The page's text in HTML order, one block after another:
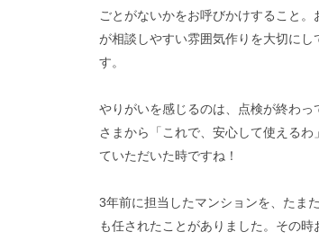
ごとがないかをお呼びかけすること。
が相談しやすい雰囲気作りを大切にし
す。
やりがいを感じるのは、点検が終わっ
さまから「これで、安心して使えるわ
ていただいた時ですね！
3年前に担当したマンションを、たま
も任されたことがありました。その時